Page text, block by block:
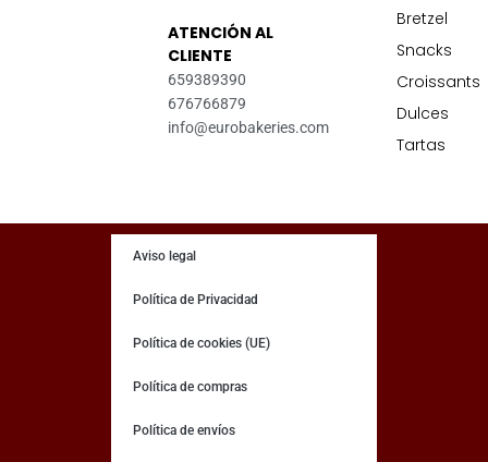
Bretzel
Snacks
Croissants
Dulces
Tartas
ATENCIÓN AL
CLIENTE
659389390
676766879
info@eurobakeries.com
Aviso legal
Política de Privacidad
Política de cookies (UE)
Política de compras
Política de envíos